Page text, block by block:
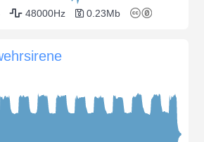
48000Hz 0.23Mb